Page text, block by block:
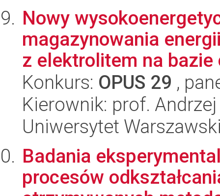
Nowy
magazynowania
z elektrolitem na bazie
Konkurs: OPUS 29 ,
Kierownik: prof.
Uniwersytet
Badania
procesów